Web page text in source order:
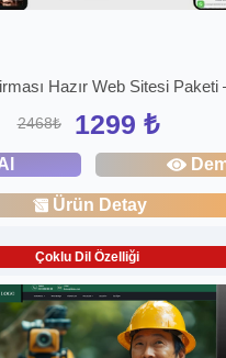
Hazır Web Sitesi Paketi
2468₺ 1299 ₺
Ürün Detay
Çoklu Dil Özelliği